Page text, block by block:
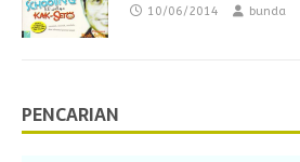
10/06/2014 bunda
PENCARIAN